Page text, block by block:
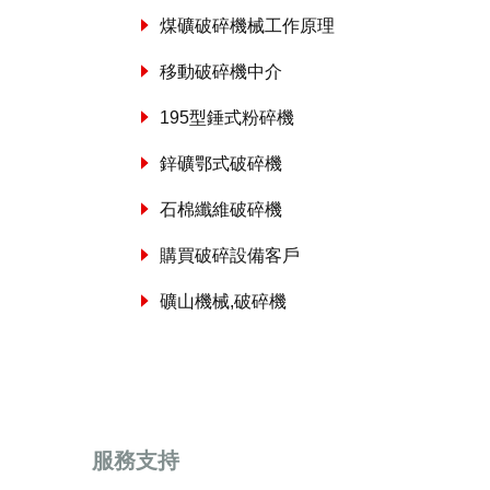
煤礦破碎機械工作原理
移動破碎機中介
195型錘式粉碎機
鋅礦鄂式破碎機
石棉纖維破碎機
購買破碎設備客戶
礦山機械,破碎機
服務支持